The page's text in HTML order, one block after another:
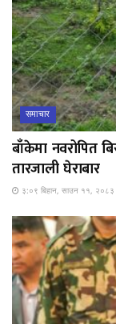
समाचार
बाँकेमा नवरोपित
तारजाली घेराबार
३:०९ बिहान, साउन ११, २०८३